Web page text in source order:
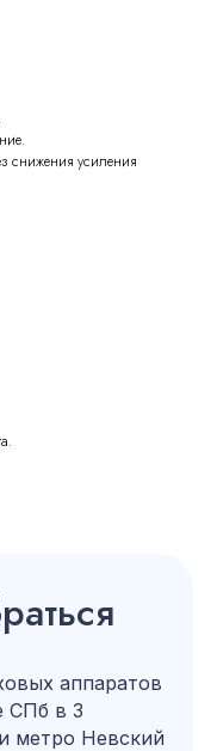
снижения усиления
аппаратов
СПб в 3
метро Невский